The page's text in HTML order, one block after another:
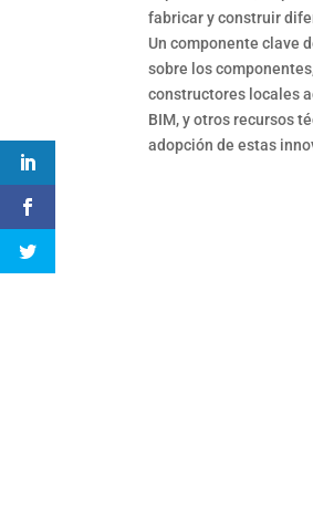
fabricar y construir
Un componente clave
sobre los
constructores locales
BIM, y otros recursos
adopción de estas